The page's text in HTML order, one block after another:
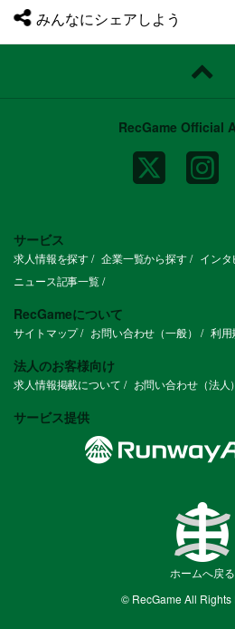
みんなにシェアしよう
RecGame Official
サービス
求人情報を探す 企業一覧から探す
イン
ニュース記事一覧
RecGameについて
サイトマップ お問い合わせ（一般） 利用
法人のお客様向け
求人情報掲載について お問い合わせ（法人）
サービス提供
ホームへ戻る
© RecGame All Rights